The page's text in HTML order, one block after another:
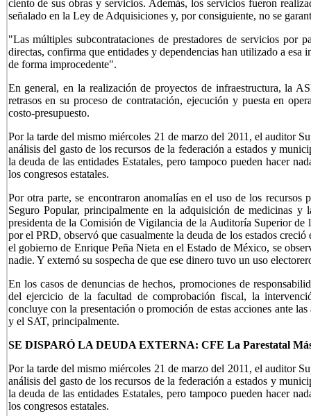
ciento de sus obras y servicios. Además, los servicios fueron
señalado en la Ley de Adquisiciones y, por consiguiente, no se
"Las múltiples subcontrataciones de prestadores de servicios por
directas, confirma que entidades y dependencias han utilizado a esa
de forma improcedente".
En general, en la realización de proyectos de infraestructura, la
retrasos en su proceso de contratación, ejecución y puesta en
costo-presupuesto.
Por la tarde del mismo miércoles 21 de marzo del 2011, el auditor
análisis del gasto de los recursos de la federación a estados y
la deuda de las entidades Estatales, pero tampoco pueden hacer
los congresos estatales.
Por otra parte, se encontraron anomalías en el uso de los
Seguro Popular, principalmente en la adquisición de medicinas
presidenta de la Comisión de Vigilancia de la Auditoría Superior de
por el PRD, observó que casualmente la deuda de los estados
el gobierno de Enrique Peña Nieta en el Estado de México, se
nadie. Y externó su sospecha de que ese dinero tuvo un uso
En los casos de denuncias de hechos, promociones de
del ejercicio de la facultad de comprobación fiscal, la
concluye con la presentación o promoción de estas acciones ante
y el SAT, principalmente.
SE DISPARÓ LA DEUDA EXTERNA: CFE La Parestatal
Por la tarde del mismo miércoles 21 de marzo del 2011, el auditor
análisis del gasto de los recursos de la federación a estados y
la deuda de las entidades Estatales, pero tampoco pueden hacer
los congresos estatales.